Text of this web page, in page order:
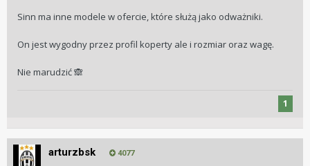
Sinn ma inne modele w ofercie, które służą jako odważniki.
On jest wygodny przez profil koperty ale i rozmiar oraz wagę.
Nie marudzić 🙈
1
arturzbsk 4077